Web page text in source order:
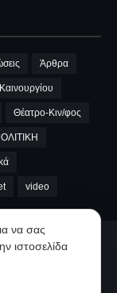
Άρθρα
Θέατρο-Κιν/φος
video
απορρήτου
να σας
ιστοσελίδα